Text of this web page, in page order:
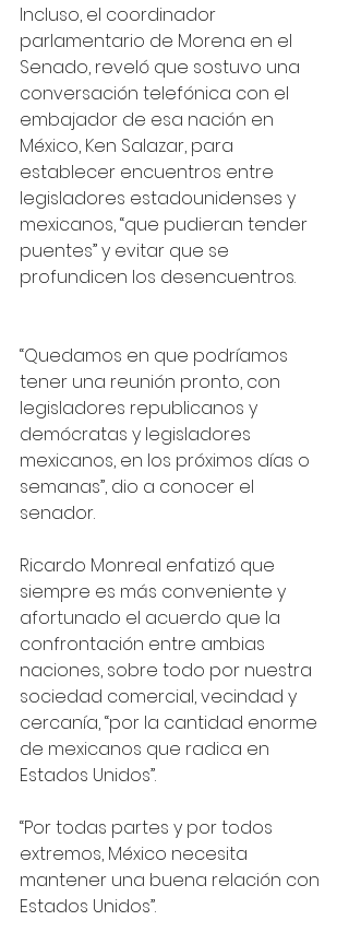
Incluso, el coordinador
parlamentario de Morena en el
Senado, reveló que sostuvo una
conversación telefónica con el
embajador de esa nación en
México, Ken Salazar, para
establecer encuentros entre
legisladores estadounidenses y
mexicanos, “que pudieran tender
puentes” y evitar que se
profundicen los desencuentros.
“Quedamos en que podríamos
tener una reunión pronto, con
legisladores republicanos y
demócratas y legisladores
mexicanos, en los próximos días o
semanas”, dio a conocer el
senador.
Ricardo Monreal enfatizó que
siempre es más conveniente y
afortunado el acuerdo que la
confrontación entre ambias
naciones, sobre todo por nuestra
sociedad comercial, vecindad y
cercanía, “por la cantidad enorme
de mexicanos que radica en
Estados Unidos”.
“Por todas partes y por todos
extremos, México necesita
mantener una buena relación con
Estados Unidos”.